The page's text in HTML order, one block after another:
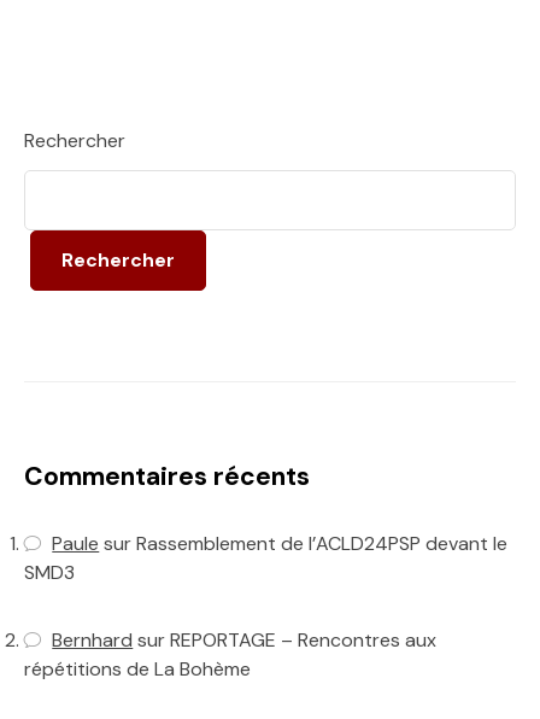
Rechercher
Rechercher
Commentaires récents
Paule surRassemblement de l’ACLD24PSP devant le
SMD3
Bernhard surREPORTAGE – Rencontres aux
répétitions de La Bohème